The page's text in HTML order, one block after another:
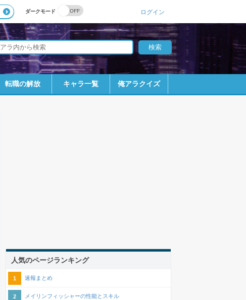
ダークモード ログイン
転職の解放 キャラ一覧 俺アラクイズ
人気のページランキング
速報まとめ
メイリンフィッシャーの性能とスキル